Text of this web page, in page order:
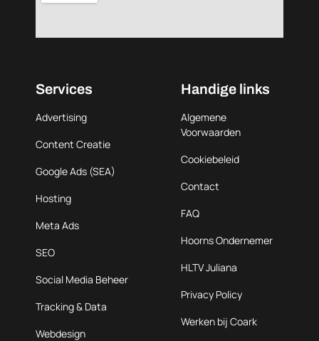
Services
Advertising
Content Creatie
Google Ads (SEA)
Hosting
Meta Ads
SEO
Social Media Beheer
Tracking & Data
Webdesign
Handige links
Algemene
Voorwaarden
Cookiebeleid
Contact
FAQ
Hoorns Ondernemer
HLTV Juliana
Privacy Policy
Werken bij Coark